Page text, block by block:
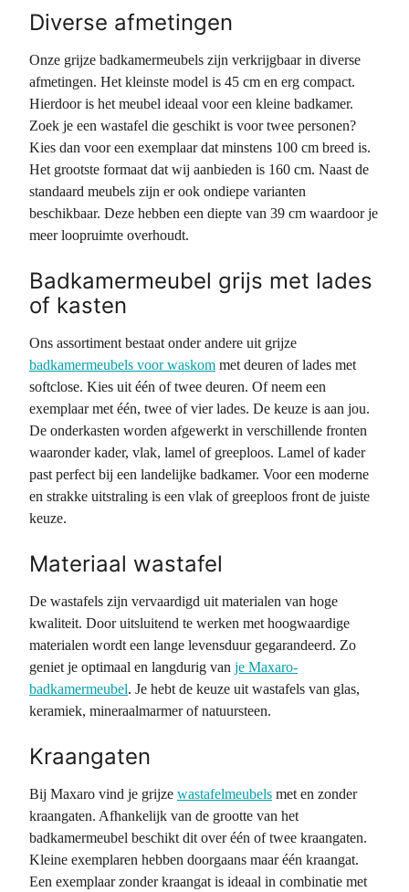
Diverse afmetingen
Onze grijze badkamermeubels zijn verkrijgbaar in diverse
afmetingen. Het kleinste model is 45 cm en erg compact.
Hierdoor is het meubel ideaal voor een kleine badkamer.
Zoek je een wastafel die geschikt is voor twee personen?
Kies dan voor een exemplaar dat minstens 100 cm breed is.
Het grootste formaat dat wij aanbieden is 160 cm. Naast de
standaard meubels zijn er ook ondiepe varianten
beschikbaar. Deze hebben een diepte van 39 cm waardoor je
meer loopruimte overhoudt.
Badkamermeubel grijs met lades
of kasten
Ons assortiment bestaat onder andere uit grijze
badkamermeubels voor waskom met deuren of lades met
softclose. Kies uit één of twee deuren. Of neem een
exemplaar met één, twee of vier lades. De keuze is aan jou.
De onderkasten worden afgewerkt in verschillende fronten
waaronder kader, vlak, lamel of greeploos. Lamel of kader
past perfect bij een landelijke badkamer. Voor een moderne
en strakke uitstraling is een vlak of greeploos front de juiste
keuze.
Materiaal wastafel
De wastafels zijn vervaardigd uit materialen van hoge
kwaliteit. Door uitsluitend te werken met hoogwaardige
materialen wordt een lange levensduur gegarandeerd. Zo
geniet je optimaal en langdurig van je Maxaro-
badkamermeubel. Je hebt de keuze uit wastafels van glas,
keramiek, mineraalmarmer of natuursteen.
Kraangaten
Bij Maxaro vind je grijze wastafelmeubels met en zonder
kraangaten. Afhankelijk van de grootte van het
badkamermeubel beschikt dit over één of twee kraangaten.
Kleine exemplaren hebben doorgaans maar één kraangat.
Een exemplaar zonder kraangat is ideaal in combinatie met